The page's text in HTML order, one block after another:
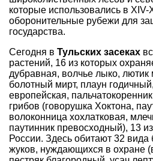
которые использовались в XIV-
оборонительные рубежи для
государства.
Сегодня в Тульских засеках
растений, 16 из которых
дубравная, волчье лыко, лютик
болотный мирт, плаун
европейская,
грибов (говорушка Хоктона,
волоконница хохлатковая,
паутинник превосходный), 13
России. Здесь обитают 32 вида
жуков, нуждающихся в охране